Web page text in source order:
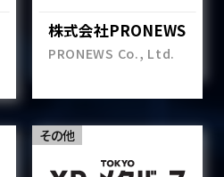
株式会社PRONEWS
PRONEWS Co., Ltd.
その他